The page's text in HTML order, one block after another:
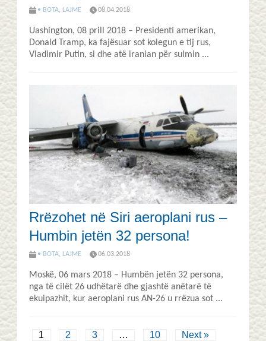
• BOTA, LAJME 08.04.2018
Uashington, 08 prill 2018 – Presidenti amerikan,
Donald Tramp, ka fajësuar sot kolegun e tij rus,
Vladimir Putin, si dhe atë iranian për sulmin ...
​Rrëzohet në Siri aeroplani rus –
Humbin jetën 32 persona!
• BOTA, LAJME 06.03.2018
Moskë, 06 mars 2018 – Humbën jetën 32 persona,
nga të cilët 26 udhëtarë dhe gjashtë anëtarë të
ekuipazhit, kur aeroplani rus AN-26 u rrëzua sot ...
1 2 3 … 10 Next »